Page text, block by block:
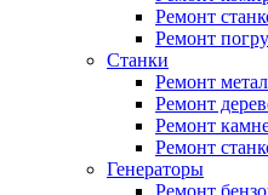
Ремонт
Ремонт
Станки
Ремонт
Ремонт
Ремонт
Ремонт
Генераторы
Ремонт